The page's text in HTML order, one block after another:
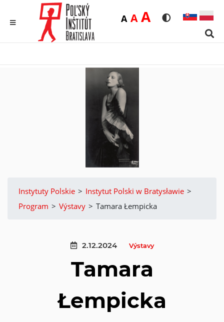
Rozmiar
ADomyślna
AŚrednia
ADużaWersja
Instytuty Polskie > Instytut Polski w Bratysławie >
Program > Výstavy > Tamara Łempicka
2.12.2024 Výstavy
Tamara
Łempicka